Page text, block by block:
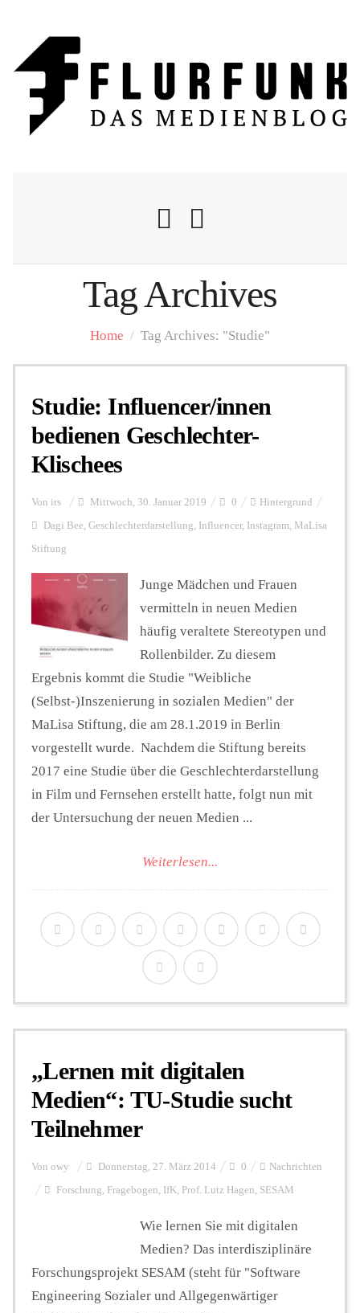
Nachrichten
Flurschelte
Personalien
FUNKTURM-Beiträge
Podcast
Seminare
Unterstützen
Tag Archives
Home / Tag Archives: "Studie"
Studie: Influencer/innen
bedienen Geschlechter-
Klischees
Von irs Mittwoch, 30. Januar 2019 0 Hintergrund
Dagi Bee, Geschlechterdarstellung, Influencer, Instagram, MaLisa
Stiftung
Junge Mädchen und Frauen
vermitteln in neuen Medien
häufig veraltete Stereotypen und
Rollenbilder. Zu diesem
Ergebnis kommt die Studie "Weibliche
(Selbst-)Inszenierung in sozialen Medien" der
MaLisa Stiftung, die am 28.1.2019 in Berlin
vorgestellt wurde. Nachdem die Stiftung bereits
2017 eine Studie über die Geschlechterdarstellung
in Film und Fernsehen erstellt hatte, folgt nun mit
der Untersuchung der neuen Medien ...
Weiterlesen...
„Lernen mit digitalen
Medien“: TU-Studie sucht
Teilnehmer
Von owy Donnerstag, 27. März 2014 0 Nachrichten
Forschung, Fragebogen, IfK, Prof. Lutz Hagen, SESAM
Wie lernen Sie mit digitalen
Medien? Das interdisziplinäre
Forschungsprojekt SESAM (steht für "Software
Engineering Sozialer und Allgegenwärtiger